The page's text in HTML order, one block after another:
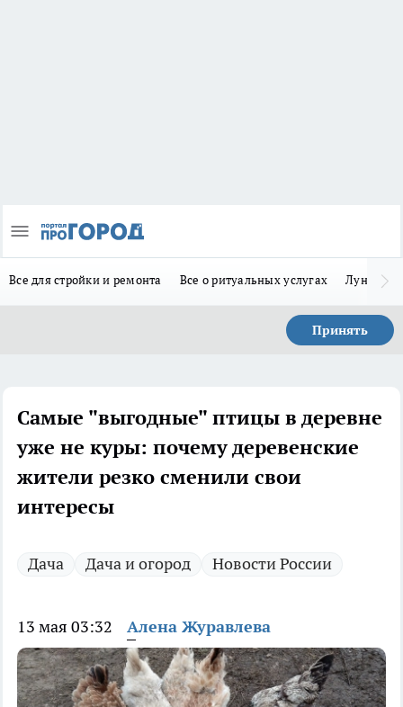
Все для стройки и ремонта Все о ритуальных услугах Лунно-
Принять
Самые "выгодные" птицы в деревне
уже не куры: почему деревенские
жители резко сменили свои
интересы
Дача Дача и огород Новости России
13 мая 03:32 Алена Журавлева